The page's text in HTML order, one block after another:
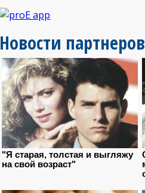
Новости партнеров